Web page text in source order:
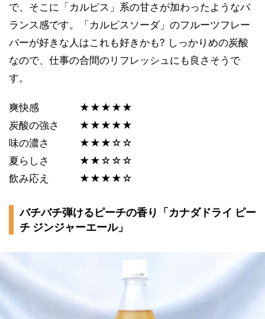
で、そこに「カルピス」系の甘さが加わったようなバ
ランス感です。「カルピスソーダ」のフルーツフレー
バーが好きな人はこれも好きかも? しっかりめの炭酸
なので、仕事の合間のリフレッシュにも良さそうで
す。
爽快感 ★★★★★
炭酸の強さ ★★★★★
味の濃さ ★★★☆☆
夏らしさ ★★☆☆☆
飲み応え ★★★★☆
バチバチ弾けるピーチの香り「カナダドライ ピー
チ ジンジャーエール」